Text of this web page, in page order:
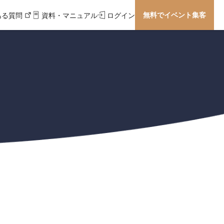
質問 資料・マニュアル ログイン 無料でイベント集客